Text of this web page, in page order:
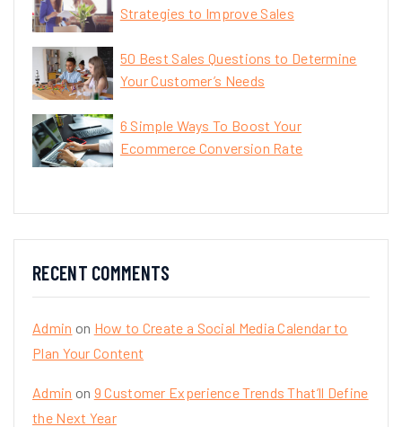
Strategies to Improve Sales
50 Best Sales Questions to Determine
Your Customer’s Needs
6 Simple Ways To Boost Your
Ecommerce Conversion Rate
RECENT COMMENTS
Admin on How to Create a Social Media Calendar to
Plan Your Content
Admin on 9 Customer Experience Trends That’ll Define
the Next Year